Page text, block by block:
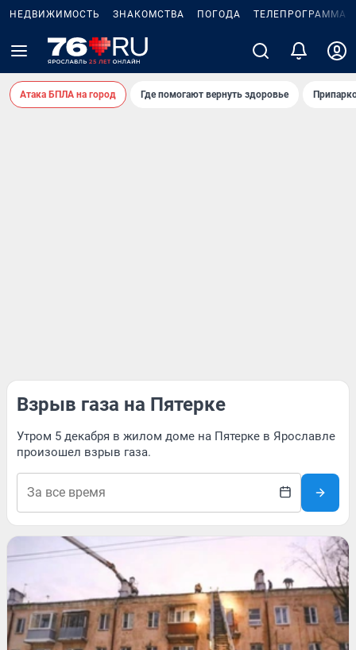
НЕДВИЖИМОСТЬ ЗНАКОМСТВА ПОГОДА ТЕЛЕПРОГРАММА
Атака БПЛА на город Где помогают вернуть здоровье
Взрыв газа на Пятерке
Утром 5 декабря в жилом доме на Пятерке в Ярославле
произошел взрыв газа.